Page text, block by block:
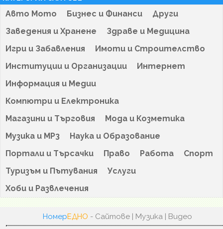
Авто Мото Бизнес и Финанси
Други
Заведения и Хранене
Здраве и Медицина
Игри и Забавления
Имоти и Строителство
Институции и Организации
Интернет
Информация и Медии
Компютри и Електроника
Магазини и Търговия
Мода и Козметика
Музика и MP3
Наука и Образование
Портали и Търсачки
Право Работа
Спорт
Туризъм и Пътувания
Услуги
Хоби и Развлечения
НомерЕДНО - Сайтове | Музика | Видео